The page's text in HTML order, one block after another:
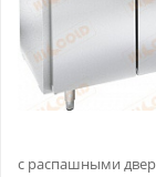
с распашными